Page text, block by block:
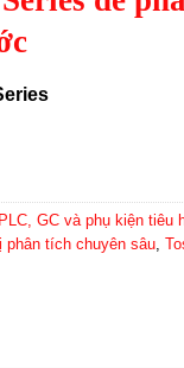
GC và phụ kiện tiêu
phân tích chuyên sâu ,